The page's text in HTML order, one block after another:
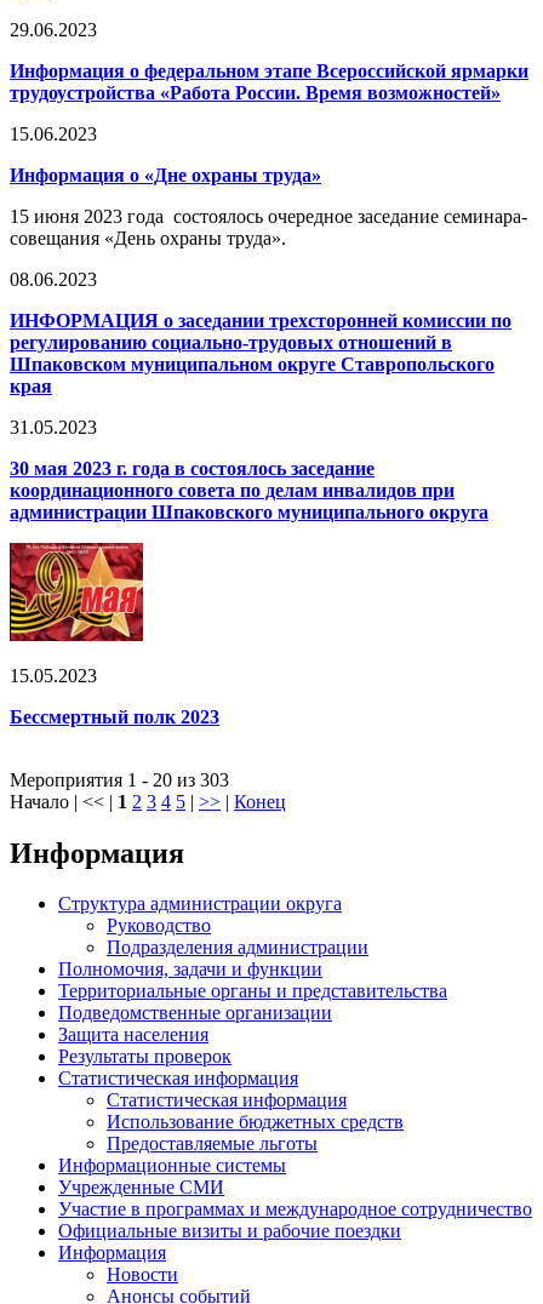
29.06.2023
Информация о федеральном этапе Всероссийской ярмарки
трудоустройства «Работа России. Время возможностей»
15.06.2023
Информация о «Дне охраны труда»
15 июня 2023 года состоялось очередное заседание семинара-
совещания «День охраны труда».
08.06.2023
ИНФОРМАЦИЯ о заседании трехсторонней комиссии по
регулированию социально-трудовых отношений в
Шпаковском муниципальном округе Ставропольского
края
31.05.2023
30 мая 2023 г. года в состоялось заседание
координационного совета по делам инвалидов при
администрации Шпаковского муниципального округа
15.05.2023
Бессмертный полк 2023
Мероприятия 1 - 20 из 303
Начало | << | 1 2 3 4 5 | >> | Конец
Информация
Структура администрации округа
Руководство
Подразделения администрации
Полномочия, задачи и функции
Территориальные органы и представительства
Подведомственные организации
Защита населения
Результаты проверок
Статистическая информация
Статистическая информация
Использование бюджетных средств
Предоставляемые льготы
Информационные системы
Учрежденные СМИ
Участие в программах и международное сотрудничество
Официальные визиты и рабочие поездки
Информация
Новости
Анонсы событий